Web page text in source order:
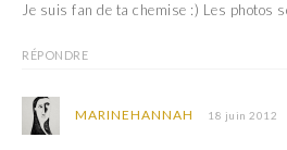
Je suis fan de ta chemise :) Les photos
RÉPONDRE
MARINEHANNAH 18 juin 2012